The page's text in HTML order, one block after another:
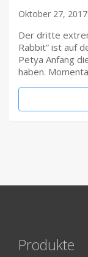
Oktober 27, 2017
Der dritte
Rabbit” ist auf
Petya Anfang
haben.
Produkte